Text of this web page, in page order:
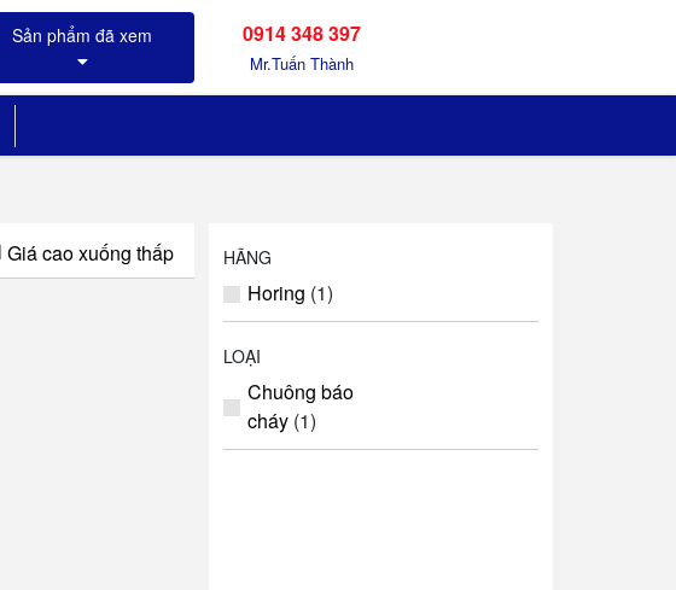
0914 348 397
Mr.Tuấn Thành
Giá cao xuống thấp HÃNG
Horing (1)
LOẠI
Chuông báo
cháy (1)